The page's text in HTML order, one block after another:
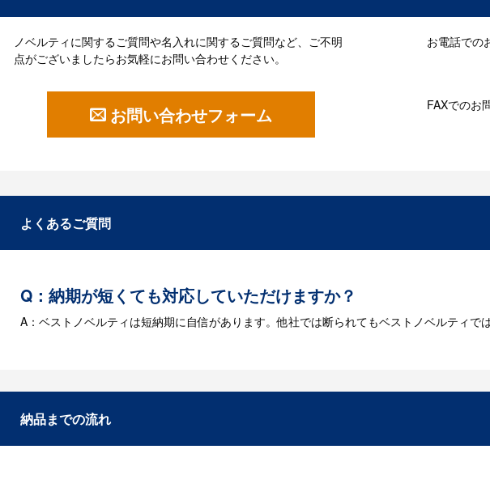
ノベルティに関するご質問や名入れに関するご質問など、ご不明
点がございましたらお気軽にお問い合わせください。
お問い合わせフォーム
お電話での
FAXでのお
よくあるご質問
Q：納期が短くても対応していただけますか？
A：ベストノベルティは短納期に自信があります。他社では断られてもベストノベルティで
納品までの流れ